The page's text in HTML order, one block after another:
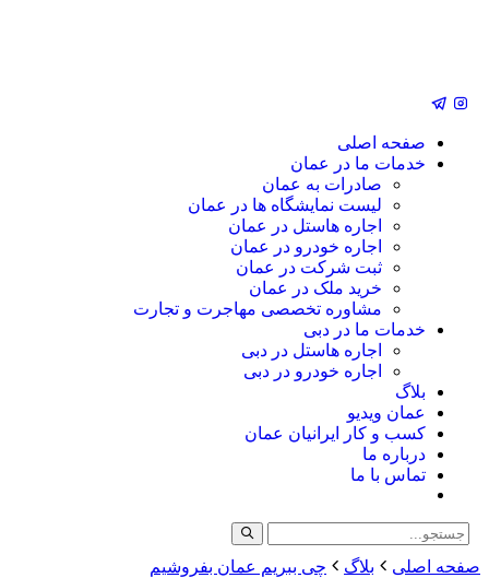
صفحه اصلی
خدمات ما در عمان
صادرات به عمان
لیست نمایشگاه ها در عمان
اجاره هاستل در عمان
اجاره خودرو در عمان
ثبت شرکت در عمان
خرید ملک در عمان
مشاوره تخصصی مهاجرت و تجارت
خدمات ما در دبی
اجاره هاستل در دبی
اجاره خودرو در دبی
بلاگ
عمان ویدیو
کسب و کار ایرانیان عمان
درباره ما
تماس با ما
صفحه اصلی بلاگ چی ببریم عمان بفروشیم